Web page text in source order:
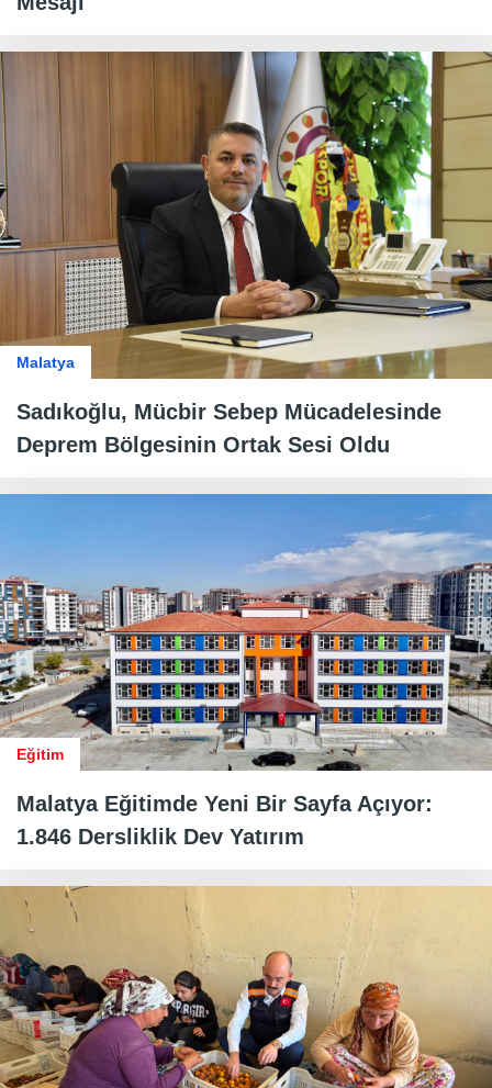
Malatya
Sadıkoğlu, Mücbir Sebep Mücadelesinde
Deprem Bölgesinin Ortak Sesi Oldu
Eğitim
Malatya Eğitimde Yeni Bir Sayfa Açıyor:
1.846 Dersliklik Dev Yatırım